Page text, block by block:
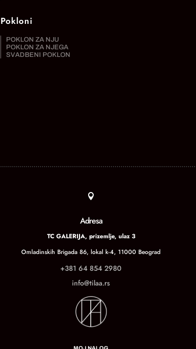
Pokloni
POKLON ZA NJU
POKLON ZA NJEGA
SVADBENI POKLON

Adresa
TC GALERIJA, prizemlje, ulaz 3
Omladinskih Brigada 86, lokal k-4, 11000 Beograd
+381 64 854 2980
info@tilaa.rs